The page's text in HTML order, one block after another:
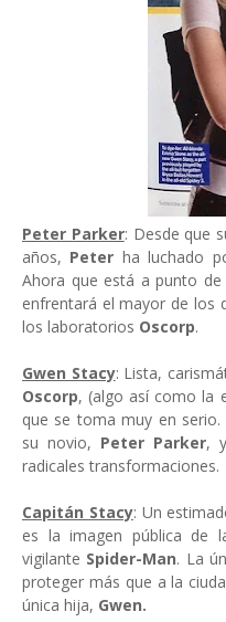
Peter Parker: Desde que
años, Peter ha luchado
Ahora que está a punto
enfrentará el mayor de los
los laboratorios Oscorp.
Gwen Stacy: Lista,
Oscorp, (algo así como la
que se toma muy en
su novio, Peter Parker,
radicales transformaciones.
Capitán Stacy: Un
es la imagen pública de
vigilante Spider-Man. La
proteger más que a la
única hija, Gwen.